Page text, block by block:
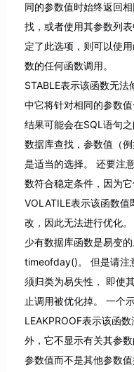
同的参数值时始终返回
找，或者使用其参数列
定了此选项，则可以使
数的任何函数调用。
STABLE表示该函数无
中它将针对相同的参数
结果可能会在SQL语句
数据库查找，参数值（
是适当的选择。 还要注
数符合稳定条件，因为
VOLATILE表示该函数
改，因此无法进行优化
少有数据库函数是易变
timeofday()。 但是请注
须归类为易失性， 即使
止调用被优化掉。 一个
LEAKPROOF表示该函
外，它不显示有关其参
参数值而不是其他参数